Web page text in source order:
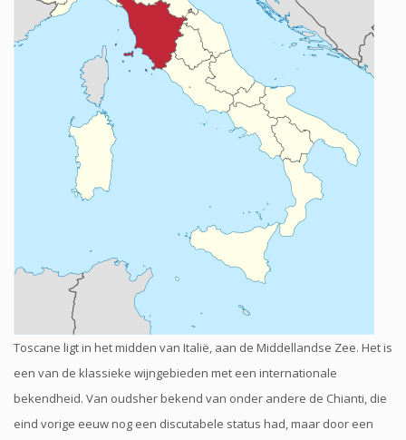
Toscane ligt in het midden van Italië, aan de Middellandse Zee. Het is
een van de klassieke wijngebieden met een internationale
bekendheid. Van oudsher bekend van onder andere de Chianti, die
eind vorige eeuw nog een discutabele status had, maar door een